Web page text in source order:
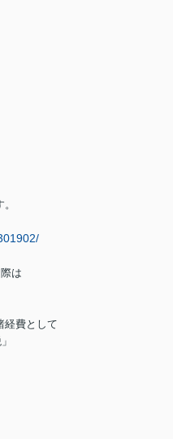
は
経費として